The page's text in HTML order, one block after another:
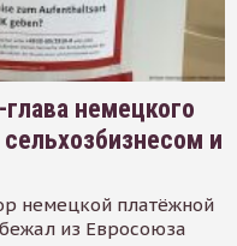
немецкого
и
немецкой платёжной
из Евросоюза